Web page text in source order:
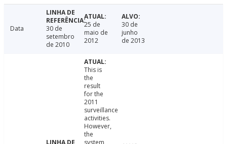
Data
30 de
setembro
de 2010
25 de
maio de
2012
30 de
junho
de 2013
This is
the
result
for the
2011
surveillance
activities.
However,
the